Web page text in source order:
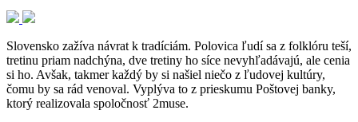
Slovensko zažíva návrat k tradíciám. Polovica ľudí sa z folklóru teší,
tretinu priam nadchýna, dve tretiny ho síce nevyhľadávajú, ale cenia
si ho. Avšak, takmer každý by si našiel niečo z ľudovej kultúry,
čomu by sa rád venoval. Vyplýva to z prieskumu Poštovej banky,
ktorý realizovala spoločnosť 2muse.